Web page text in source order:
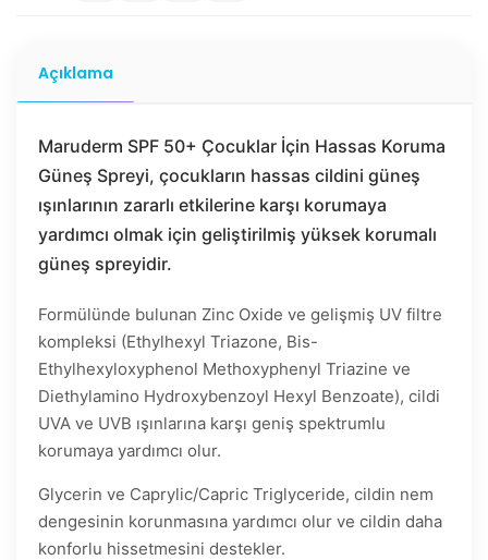
Açıklama
Maruderm SPF 50+ Çocuklar İçin Hassas Koruma
Güneş Spreyi, çocukların hassas cildini güneş
ışınlarının zararlı etkilerine karşı korumaya
yardımcı olmak için geliştirilmiş yüksek korumalı
güneş spreyidir.
Formülünde bulunan Zinc Oxide ve gelişmiş UV filtre
kompleksi (Ethylhexyl Triazone, Bis-
Ethylhexyloxyphenol Methoxyphenyl Triazine ve
Diethylamino Hydroxybenzoyl Hexyl Benzoate), cildi
UVA ve UVB ışınlarına karşı geniş spektrumlu
korumaya yardımcı olur.
Glycerin ve Caprylic/Capric Triglyceride, cildin nem
dengesinin korunmasına yardımcı olur ve cildin daha
konforlu hissetmesini destekler.